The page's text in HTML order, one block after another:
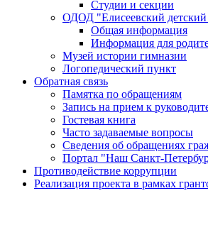
Студии и секции
ОДОД "Елисеевский детский
Общая информация
Информация для
Музей истории гимназии
Логопедический пункт
Обратная связь
Памятка по обращениям
Запись на прием к
Гостевая книга
Часто задаваемые вопросы
Сведения об обращениях
Портал "Наш Санкт-
Противодействие коррупции
Реализация проекта в рамках